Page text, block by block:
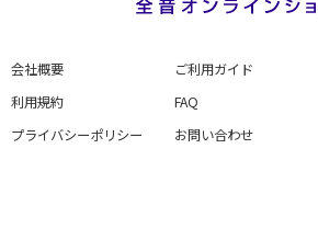
会社概要
利用規約
プライバシーポリシー
ご利用ガイド
FAQ
お問い合わせ